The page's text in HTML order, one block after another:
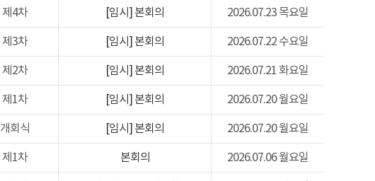
제4차 [임시] 본회의 2026.07.23 목요일
제3차 [임시] 본회의 2026.07.22 수요일
제2차 [임시] 본회의 2026.07.21 화요일
제1차 [임시] 본회의 2026.07.20 월요일
개회식 [임시] 본회의 2026.07.20 월요일
제1차 본회의 2026.07.06 월요일